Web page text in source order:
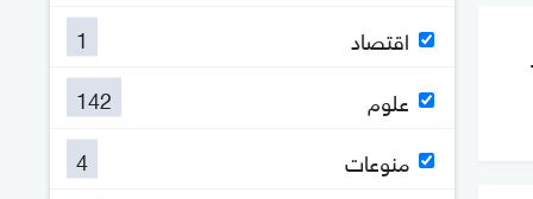
اقتصاد
1
علوم
142
منوعات
4